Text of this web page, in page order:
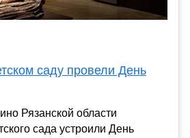
саду провели День
Рязанской области
сада устроили День